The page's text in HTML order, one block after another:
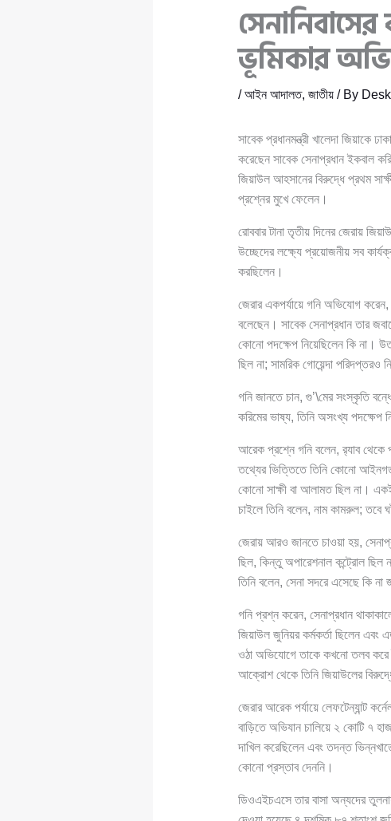
ভূমিকার
/আইন আদালত, জাতীয়/ By
সাবেক প্রধানমন্ত্রী খালেদা জিয়াকে
করেছেন সাবেক সেনাপ্রধান ইকবাল
জিয়াউল আহসানের বিরুদ্ধে প্রথম
প্রশ্নের মুখে ফেলেন।
রোববার টানা তৃতীয় দিনের জেরায়
উচ্ছেদের লক্ষ্যে প্রয়োজনীয় সব
করছিলেন।
জেরার একপর্যায়ে গনি অভিযোগ করেন,
বলেছেন। সাবেক সেনাপ্রধান তার
কোনো পদক্ষেপ নিয়েছিলেন কি না।
ছিল না; সামরিক গোয়েন্দা পরিদপ্তরও
গনি জানতে চান, গু’\মের সংস্কৃতি
করিমের ভাষ্য, তিনি অসংখ্য পদক্ষেপ
আরেক প্রশ্নে গনি বলেন, র‍্যাব থেকে
তথ্যের ভিত্তিতে তিনি কোনো আইনগত
কোনো সাক্ষী বা আলামত ছিল না।
চাইলে তিনি বলেন, নাম কামরুল; তবে
জেরায় আরও জানতে চাওয়া হয়,
ছিল, কিন্তু অপারেশনাল কন্ট্রোল
তিনি বলেন, সেনা সদরে এসেছে কি
গনি প্রশ্ন করেন, সেনাপ্রধান
জিয়াউল জুনিয়র কর্মকর্তা ছিলেন এবং
ওঠা অভিযোগে তাকে কখনো তলব
আক্রোশ থেকে তিনি জিয়াউলের
জেরার আরেক পর্যায়ে লেফটেন্যান্ট
বাড়িতে অভিযান চালিয়ে ২ কোটি ৭
দাখিল করেছিলেন এবং তদন্ত
কোনো প্রস্তাব দেননি।
ডিওএইচএসে তার বাসা অন্যদের